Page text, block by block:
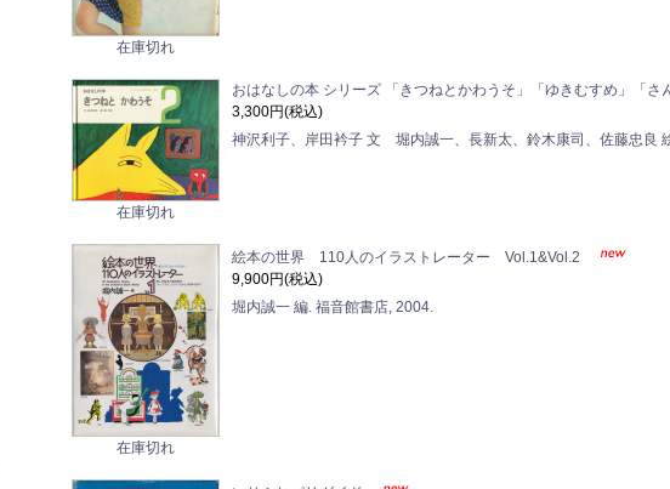
在庫切れ
在庫切れ
おはなしの本 シリーズ 「きつねとかわうそ」「ゆきむすめ」「さ
3,300円(税込)
神沢利子、岸田衿子 文 堀内誠一、長新太、鈴木康司、佐藤忠
在庫切れ
絵本の世界 110人のイラストレーター Vol.1&Vol.2
9,900円(税込)
堀内誠一 編. 福音館書店, 2004.